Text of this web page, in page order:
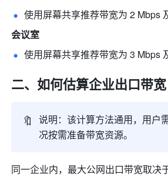
使用屏幕共享推荐带宽为 2 Mbps
会议室
使用屏幕共享推荐带宽为 3 Mbps
二、如何估算企业出口带宽
🔖
说明：该计算方法通用，用户
况按需准备带宽资源。
同一企业内，最大公网出口带宽取决